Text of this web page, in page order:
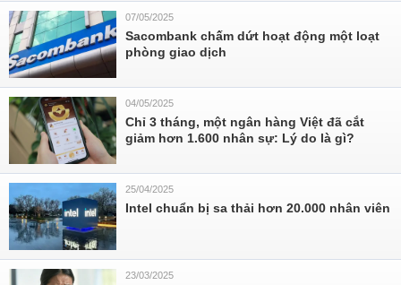
07/05/2025
Sacombank chấm dứt hoạt động một loạt
phòng giao dịch
04/05/2025
Chỉ 3 tháng, một ngân hàng Việt đã cắt
giảm hơn 1.600 nhân sự: Lý do là gì?
25/04/2025
Intel chuẩn bị sa thải hơn 20.000 nhân viên
23/03/2025